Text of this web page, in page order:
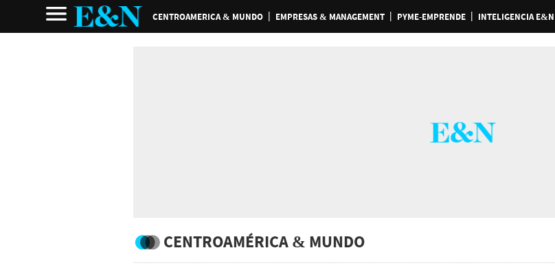
CENTROAMERICA & MUNDO EMPRESAS & MANAGEMENT PYME-EMPRENDE INTELIGENCIA E&N
CENTROAMÉRICA & MUNDO